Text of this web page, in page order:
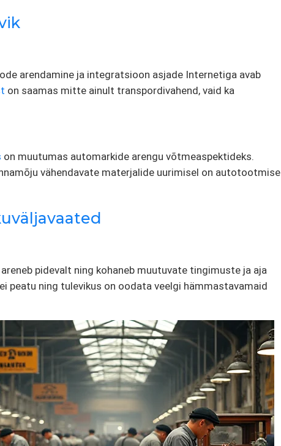
arendamine ja integratsioon asjade Internetiga avab
on saamas mitte ainult transpordivahend, vaid ka
on muutumas automarkide arengu võtmeaspektideks.
vähendavate materjalide uurimisel on autotootmise
pidevalt ning kohaneb muutuvate tingimuste ja aja
peatu ning tulevikus on oodata veelgi hämmastavamaid